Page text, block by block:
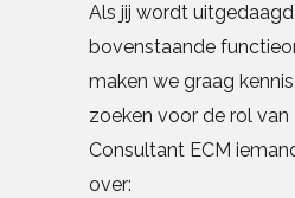
Als jij wordt
bovenstaande
maken we graag
zoeken voor de rol van
Consultant ECM
over: